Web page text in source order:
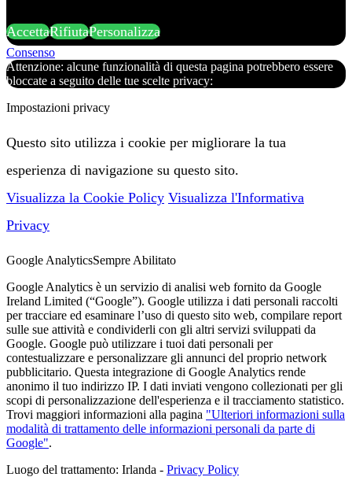
AccettaRifiutaPersonalizza
Consenso
Attenzione: alcune funzionalità di questa pagina potrebbero essere
bloccate a seguito delle tue scelte privacy:
Impostazioni privacy
Questo sito utilizza i cookie per migliorare la tua
esperienza di navigazione su questo sito.
Visualizza la Cookie Policy Visualizza l'Informativa
Privacy
Google AnalyticsSempre Abilitato
Google Analytics è un servizio di analisi web fornito da Google
Ireland Limited (“Google”). Google utilizza i dati personali raccolti
per tracciare ed esaminare l’uso di questo sito web, compilare report
sulle sue attività e condividerli con gli altri servizi sviluppati da
Google. Google può utilizzare i tuoi dati personali per
contestualizzare e personalizzare gli annunci del proprio network
pubblicitario. Questa integrazione di Google Analytics rende
anonimo il tuo indirizzo IP. I dati inviati vengono collezionati per gli
scopi di personalizzazione dell'esperienza e il tracciamento statistico.
Trovi maggiori informazioni alla pagina "Ulteriori informazioni sulla
modalità di trattamento delle informazioni personali da parte di
Google".
Luogo del trattamento: Irlanda - Privacy Policy